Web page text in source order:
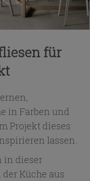
für
in Farben und
Projekt dieses
lassen.
in dieser
Küche aus